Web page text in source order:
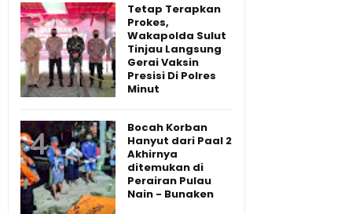
Tetap Terapkan
Prokes,
Wakapolda Sulut
Tinjau Langsung
Gerai Vaksin
Presisi Di Polres
Minut
Bocah Korban
Hanyut dari Paal 2
Akhirnya
ditemukan di
Perairan Pulau
Nain - Bunaken